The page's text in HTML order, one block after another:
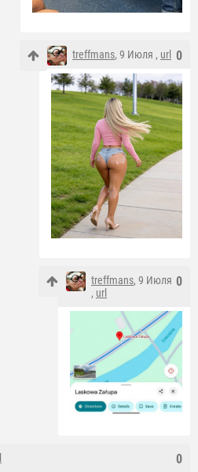
0
treffmans, 9 Июля , url
0
treffmans, 9 Июля
, url
0